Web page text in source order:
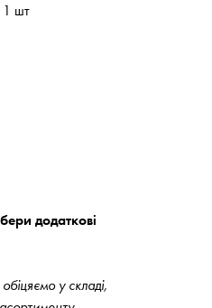
1 шт
додаткові
у складі,